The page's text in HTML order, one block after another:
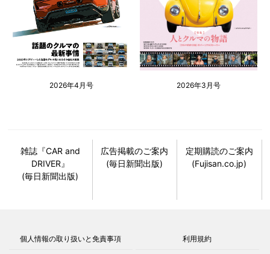
2026年4月号 2026年3月号
雑誌『CAR and
DRIVER』
(毎日新聞出版)
広告掲載のご案内
(毎日新聞出版)
定期購読のご案内
(Fujisan.co.jp)
個人情報の取り扱いと免責事項 利用規約